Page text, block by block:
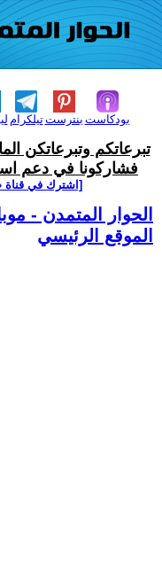
تيلكرامبنترست بودكاست
تبرعاتكم وتبرعاتكن
فشاركونا في دعم
[اشترك في قناة
الحوار المتمدن -
الموقع الرئيسي